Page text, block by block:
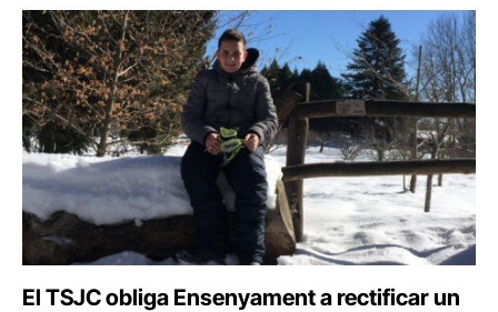
El TSJC obliga Ensenyament a rectificar un